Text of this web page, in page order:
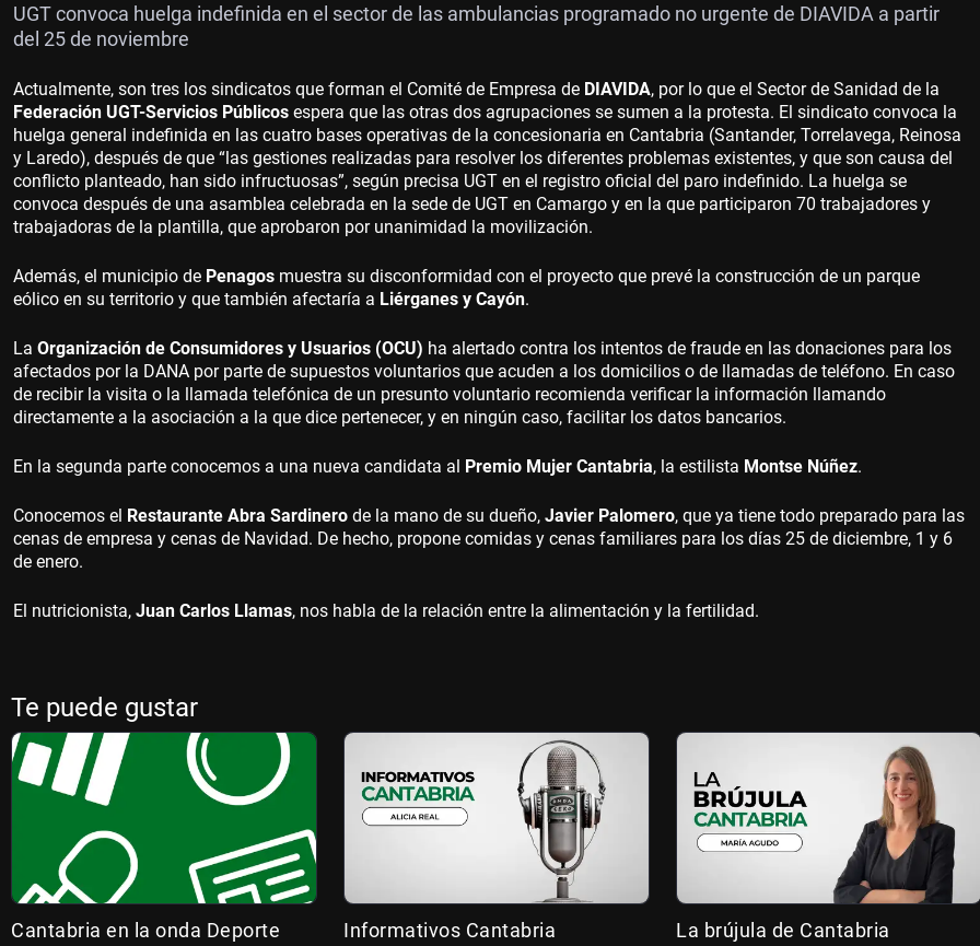
UGT convoca huelga indefinida en el sector de las ambulancias programado no urgente de DIAVIDA a partir
del 25 de noviembre
Actualmente, son tres los sindicatos que forman el Comité de Empresa de DIAVIDA, por lo que el Sector de Sanidad de la
Federación UGT-Servicios Públicos espera que las otras dos agrupaciones se sumen a la protesta. El sindicato convoca la
huelga general indefinida en las cuatro bases operativas de la concesionaria en Cantabria (Santander, Torrelavega, Reinosa
y Laredo), después de que “las gestiones realizadas para resolver los diferentes problemas existentes, y que son causa del
conflicto planteado, han sido infructuosas”, según precisa UGT en el registro oficial del paro indefinido. La huelga se
convoca después de una asamblea celebrada en la sede de UGT en Camargo y en la que participaron 70 trabajadores y
trabajadoras de la plantilla, que aprobaron por unanimidad la movilización.
Además, el municipio de Penagos muestra su disconformidad con el proyecto que prevé la construcción de un parque
eólico en su territorio y que también afectaría a Liérganes y Cayón.
La Organización de Consumidores y Usuarios (OCU) ha alertado contra los intentos de fraude en las donaciones para los
afectados por la DANA por parte de supuestos voluntarios que acuden a los domicilios o de llamadas de teléfono. En caso
de recibir la visita o la llamada telefónica de un presunto voluntario recomienda verificar la información llamando
directamente a la asociación a la que dice pertenecer, y en ningún caso, facilitar los datos bancarios.
En la segunda parte conocemos a una nueva candidata al Premio Mujer Cantabria, la estilista Montse Núñez.
Conocemos el Restaurante Abra Sardinero de la mano de su dueño, Javier Palomero, que ya tiene todo preparado para las
cenas de empresa y cenas de Navidad. De hecho, propone comidas y cenas familiares para los días 25 de diciembre, 1 y 6
de enero.
El nutricionista, Juan Carlos Llamas, nos habla de la relación entre la alimentación y la fertilidad.
Te puede gustar
Cantabria en la onda Deporte Informativos Cantabria La brújula de Cantabria